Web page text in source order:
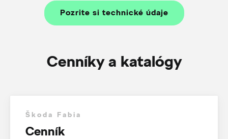
Pozrite si technické údaje
Cenníky a katalógy
Škoda Fabia
Cenník